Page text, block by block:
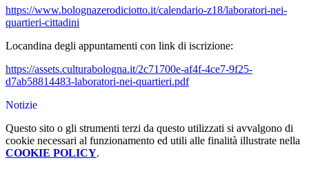
https://www.bolognazerodiciotto.it/calendario-z18/laboratori-nei-
quartieri-cittadini
Locandina degli appuntamenti con link di iscrizione:
https://assets.culturabologna.it/2c71700e-af4f-4ce7-9f25-
d7ab58814483-laboratori-nei-quartieri.pdf
Notizie
Questo sito o gli strumenti terzi da questo utilizzati si avvalgono di
cookie necessari al funzionamento ed utili alle finalità illustrate nella
COOKIE POLICY.